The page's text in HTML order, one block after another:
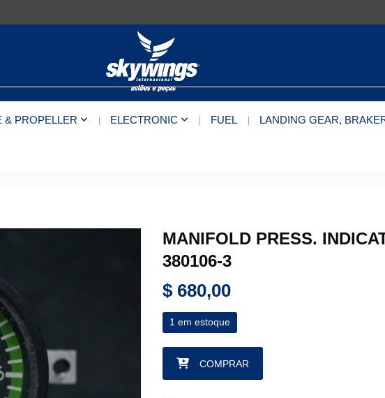
& PROPELLER ELECTRONIC FUEL LANDING GEAR,
MANIFOLD PRESS.
380106-3
$ 680,00
1 em estoque
MANIFOLD PRESS. INDICATOR BEECH A-36
COMPRAR